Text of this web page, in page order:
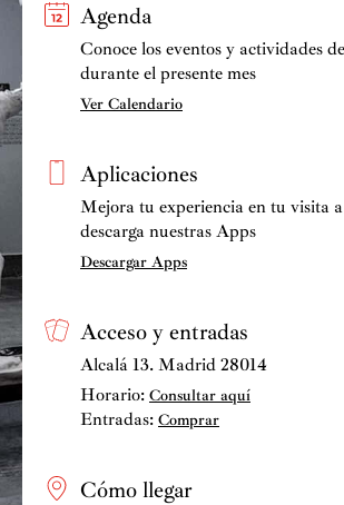
Agenda
Conoce los eventos y actividades
durante el presente mes
Ver Calendario
Aplicaciones
Mejora tu experiencia en tu visita
descarga nuestras Apps
Descargar Apps
Acceso y entradas
Alcalá 13. Madrid 28014
Horario: Consultar aquí
Entradas: Comprar
Cómo llegar